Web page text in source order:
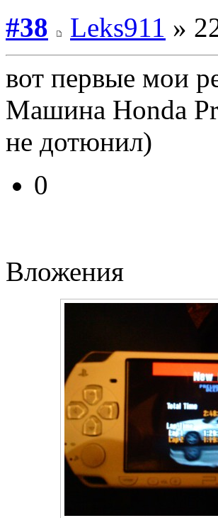
#38
Leks911 »
вот первые мои
Машина Honda
не дотюнил)
0
Вложения